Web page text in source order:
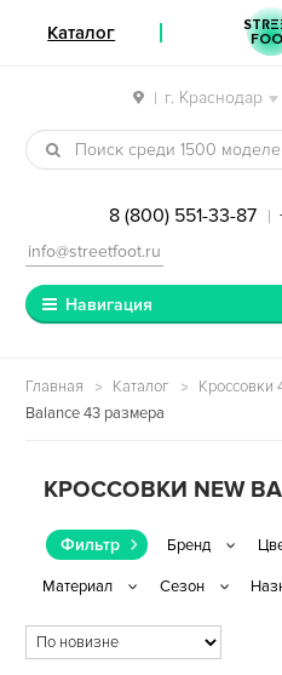
| г. Краснодар
Перейти к навигации
Перейти к содержимому
8 (800) 551-33-87 |
info@streetfoot.ru
Навигация
Главная Каталог Кроссовки
Balance 43 размера
КРОССОВКИ NEW
Фильтр
Каталог